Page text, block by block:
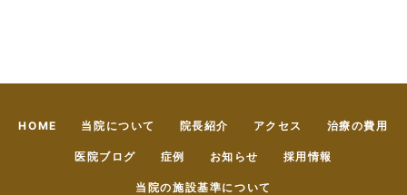
HOME 当院について 院長紹介 アクセス 治療の費用
医院ブログ 症例 お知らせ 採用情報
当院の施設基準について